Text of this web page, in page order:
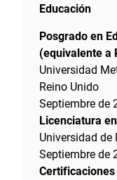
Educación
Posgrado en
(equivalente a
Universidad
Reino Unido
Septiembre de
Licenciatura
Universidad de
Septiembre de
Certificaciones